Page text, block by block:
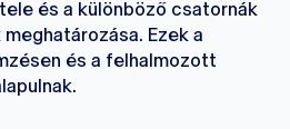
és a különböző csatornák
Ezek a
és a felhalmozott